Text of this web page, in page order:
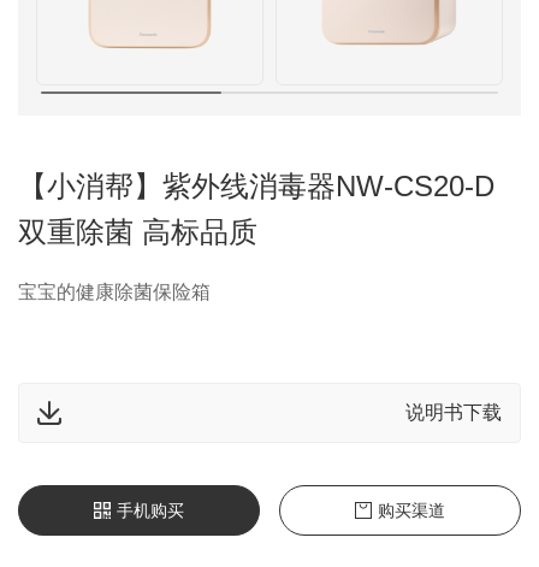
【小消帮】紫外线消毒器NW-CS20-D
双重除菌 高标品质
宝宝的健康除菌保险箱
说明书下载
手机购买 购买渠道